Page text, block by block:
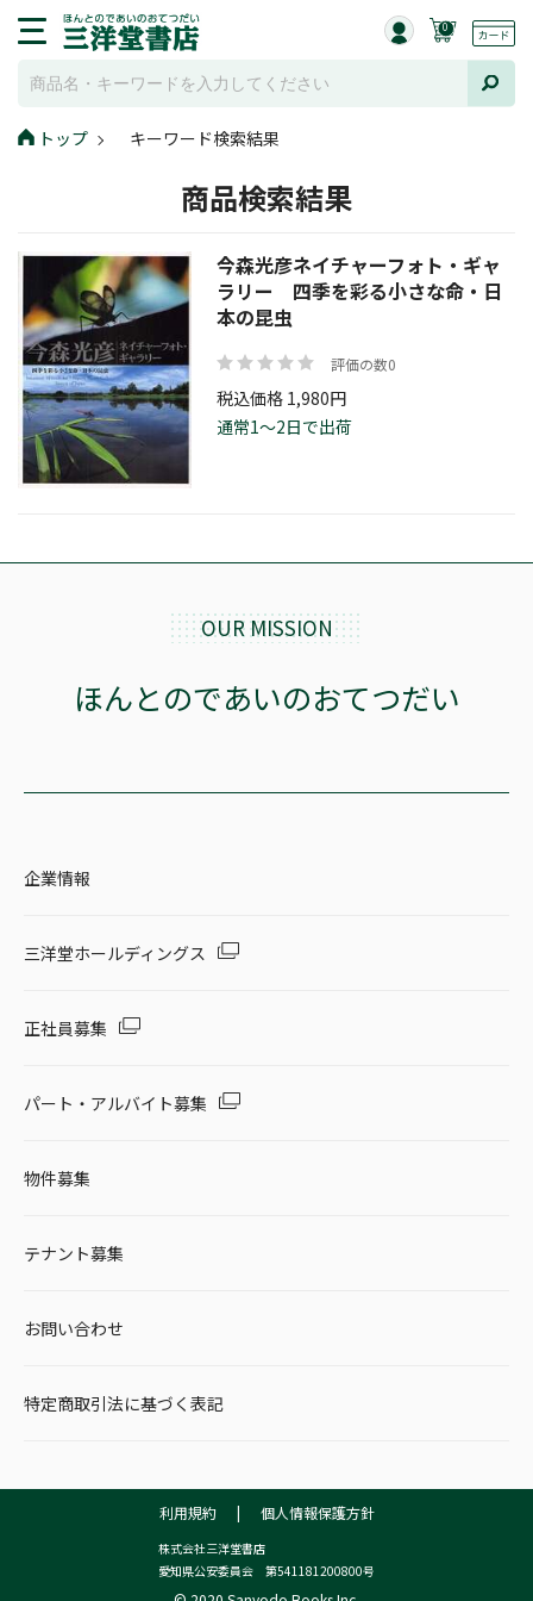
0
トップ キーワード検索結果
商品検索結果
今森光彦ネイチャーフォト・ギャ
ラリー 四季を彩る小さな命・日
本の昆虫
評価の数0
税込価格 1,980円
通常1～2日で出荷
OUR MISSION
ほんとのであいのおてつだい
企業情報
三洋堂ホールディングス
正社員募集
パート・アルバイト募集
物件募集
テナント募集
お問い合わせ
特定商取引法に基づく表記
利用規約 | 個人情報保護方針
株式会社三洋堂書店
愛知県公安委員会 第541181200800号